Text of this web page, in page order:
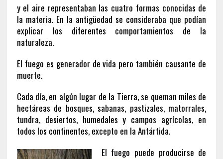
y el aire representaban las cuatro formas conocidas de
la materia. En la antigüedad se consideraba que podían
explicar los diferentes comportamientos de la
naturaleza.
El fuego es generador de vida pero también causante de
muerte.
Cada día, en algún lugar de la Tierra, se queman miles de
hectáreas de bosques, sabanas, pastizales, matorrales,
tundra, desiertos, humedales y campos agrícolas, en
todos los continentes, excepto en la Antártida.
El fuego puede producirse de